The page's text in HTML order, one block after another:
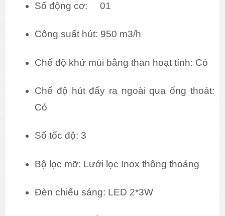
Số động cơ: 01
Công suất hút: 950 m3/h
Chế độ khử mùi bằng than hoạt tính: Có
Chế độ hút đẩy ra ngoài qua ống thoát:
Có
Số tốc độ: 3
Bộ lọc mỡ: Lưới lọc Inox thông thoáng
Đèn chiếu sáng: LED 2*3W